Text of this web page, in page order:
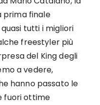
prima finale
tutti i migliori
freestyler più
del King degli
a vedere,
hanno passato le
fuori ottime